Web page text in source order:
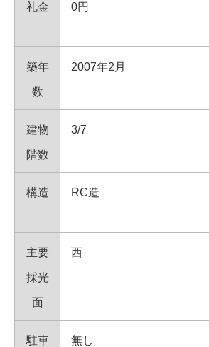
礼金 0円
築年
数
2007年2月
建物
階数
3/7
構造 RC造
主要
採光
面
西
駐車 無し